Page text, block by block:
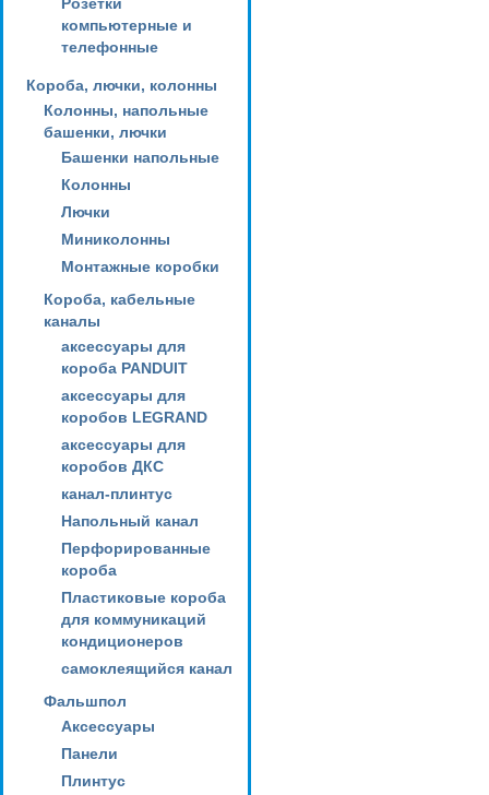
компьютерные и
телефонные
Короба, лючки, колонны
Колонны, напольные
башенки, лючки
Башенки напольные
Колонны
Лючки
Миниколонны
Монтажные коробки
Короба, кабельные
каналы
аксессуары для
короба PANDUIT
аксессуары для
коробов LEGRAND
аксессуары для
коробов ДКС
канал-плинтус
Напольный канал
Перфорированные
короба
Пластиковые короба
для коммуникаций
кондиционеров
самоклеящийся канал
Фальшпол
Аксессуары
Панели
Плинтус